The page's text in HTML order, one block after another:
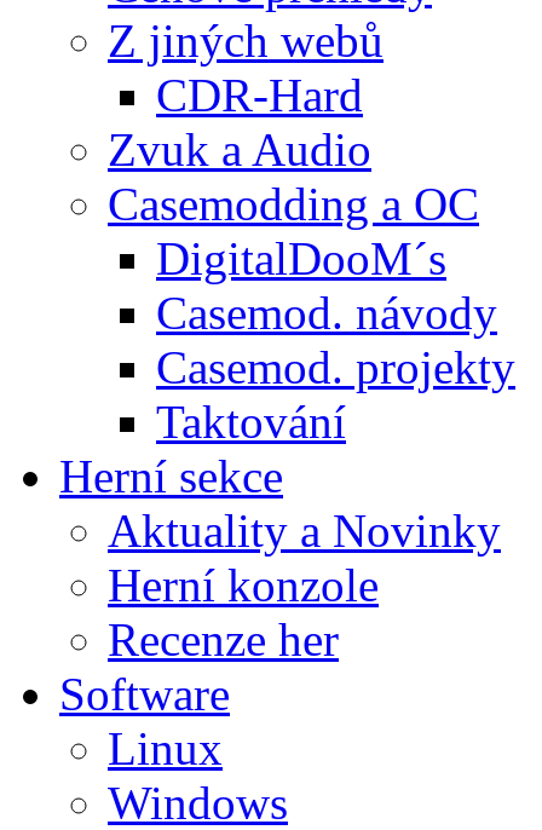
Z jiných webů
CDR-Hard
Zvuk a Audio
Casemodding a OC
DigitalDooM´s
Casemod. návody
Casemod. projekty
Taktování
Herní sekce
Aktuality a Novinky
Herní konzole
Recenze her
Software
Linux
Windows